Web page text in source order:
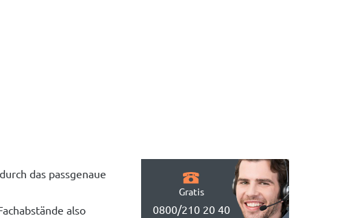
das passgenaue
also
Gratis
0800/210 20 40